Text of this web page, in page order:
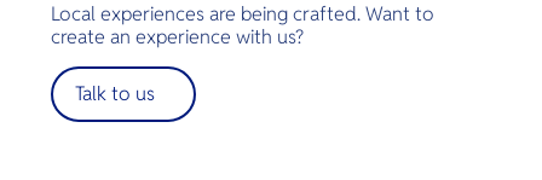
Local experiences are being crafted. Want to
create an experience with us?
Talk to us